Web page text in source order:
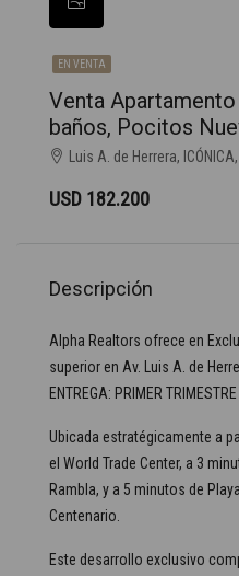
EN VENTA
Venta
baños, Pocitos
Luis A. de Herrera,
USD 182.200
Descripción
Alpha Realtors ofrece en
superior en Av. Luis A. de
ENTREGA: PRIMER
Ubicada estratégicamente a
el World Trade Center, a 3
Rambla, y a 5 minutos de
Centenario.
Este desarrollo exclusivo